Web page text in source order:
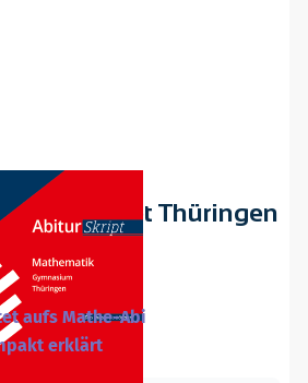
AbiturSkript Thüringen
22.10.21
aufs Mathe-Abi
erklärt